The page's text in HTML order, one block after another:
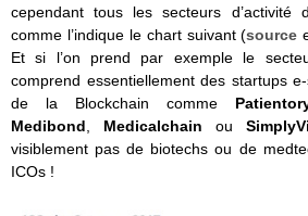
cependant tous les secteurs d’activité
comme l’indique le chart suivant (source
Et si l’on prend par exemple le
comprend essentiellement des startups
de la Blockchain comme
Medibond, Medicalchain ou
visiblement pas de biotechs ou de
ICOs !